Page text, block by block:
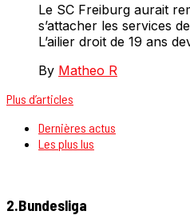
Le SC Freiburg aurait
s’attacher les services
L’ailier droit de 19 ans
By Matheo R
Plus d’articles
Dernières actus
Les plus lus
2.Bundesliga